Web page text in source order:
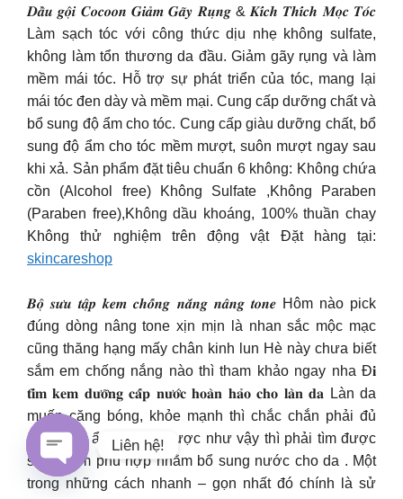
𝑫𝒂̂̀𝒖 𝒈𝒐̣̂𝒊 𝑪𝒐𝒄𝒐𝒐𝒏 𝑮𝒊𝒂̉𝒎 𝑮𝒂̃𝒚 𝑹𝒖̣𝒏𝒈 & 𝑲𝒊́𝒄𝒉 𝑻𝒉𝒊́𝒄𝒉 𝑴𝒐̣𝒄 𝑻𝒐́𝒄
Làm sạch tóc với công thức dịu nhẹ không sulfate,
không làm tổn thương da đầu. Giảm gãy rụng và làm
mềm mái tóc. Hỗ trợ sự phát triển của tóc, mang lại
mái tóc đen dày và mềm mại. Cung cấp dưỡng chất và
bổ sung độ ẩm cho tóc. Cung cấp giàu dưỡng chất, bổ
sung độ ẩm cho tóc mềm mượt, suôn mượt ngay sau
khi xả. Sản phẩm đặt tiêu chuẩn 6 không: Không chứa
cồn (Alcohol free) Không Sulfate ,Không Paraben
(Paraben free),Không dầu khoáng, 100% thuần chay
Không thử nghiệm trên động vật Đặt hàng tại:
skincareshop
𝑩𝒐̣̂ 𝒔𝒖̛𝒖 𝒕𝒂̣̂𝒑 𝒌𝒆𝒎 𝒄𝒉𝒐̂́𝒏𝒈 𝒏𝒂̆́𝒏𝒈 𝒏𝒂̂𝒏𝒈 𝒕𝒐𝒏𝒆 Hôm nào pick
đúng dòng nâng tone xịn mịn là nhan sắc mộc mạc
cũng thăng hạng mấy chân kinh lun Hè này chưa biết
sắm em chống nắng nào thì tham khảo ngay nha Đ𝐢
𝐭𝐢̀𝐦 𝐤𝐞𝐦 𝐝𝐮̛𝐨̛̃𝐧𝐠 𝐜𝐚̂́𝐩 𝐧𝐮̛𝐨̛́𝐜 𝐡𝐨𝐚̀𝐧 𝐡𝐚̉𝐨 𝐜𝐡𝐨 𝐥𝐚̀𝐧 𝐝𝐚 Làn da
muốn căng bóng, khỏe mạnh thì chắc chắn phải đủ
nước, đủ ẩm. Mà để được như vậy thì phải tìm được
sản phẩm phù hợp nhằm bổ sung nước cho da . Một
trong những cách nhanh – gọn nhất đó chính là sử
Liên hệ!
Open